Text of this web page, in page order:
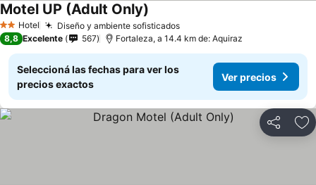
2 Estrellas
Hotel Diseño y ambiente sofisticadosVer precios
Motel UP (Adult Only)
8,8 Excelente 567 Fortaleza, a 14.4 km de: Aquiraz
Seleccioná las fechas para ver los
precios exactos
Ver precios
Compartir